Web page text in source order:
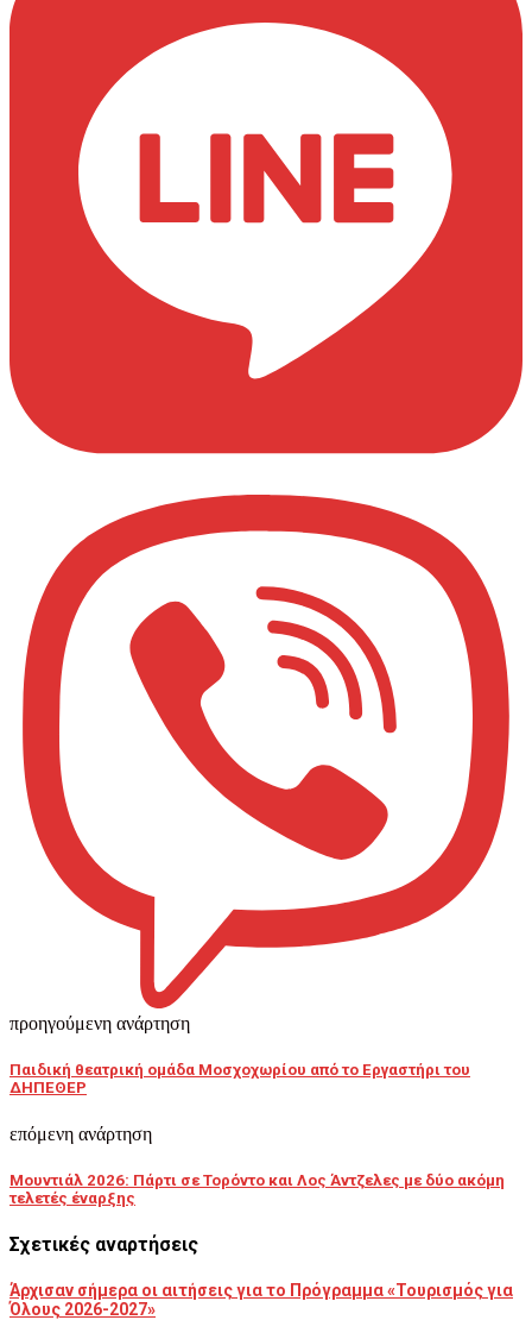
προηγούμενη ανάρτηση
Παιδική θεατρική ομάδα Μοσχοχωρίου από το Εργαστήρι του
ΔΗΠΕΘΕΡ
επόμενη ανάρτηση
Μουντιάλ 2026: Πάρτι σε Τορόντο και Λος Άντζελες με δύο ακόμη
τελετές έναρξης
Σχετικές αναρτήσεις
Άρχισαν σήμερα οι αιτήσεις για το Πρόγραμμα «Τουρισμός για
Όλους 2026-2027»